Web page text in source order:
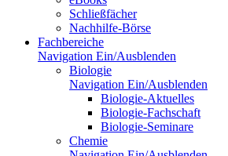
Schließfächer
Nachhilfe-Börse
Fachbereiche
Navigation Ein/Ausblenden
Biologie
Navigation Ein/Ausblenden
Biologie-Aktuelles
Biologie-Fachschaft
Biologie-Seminare
Chemie